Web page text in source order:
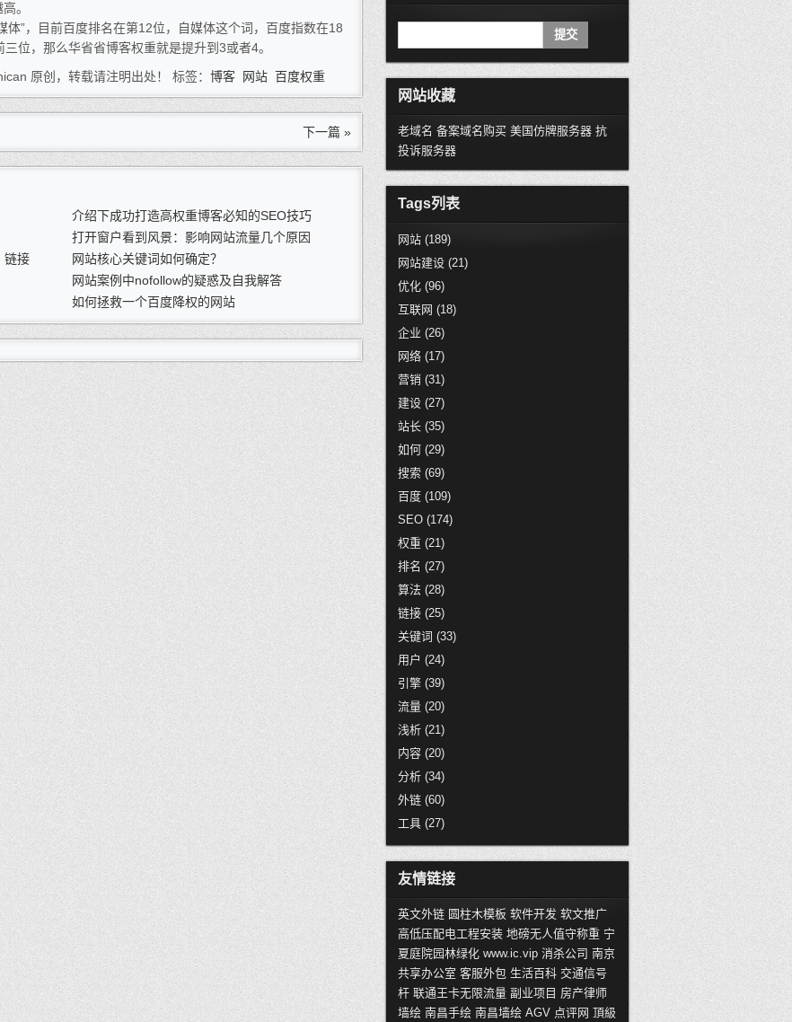
。
”，目前百度排名在第12位，自媒体这个词，百度指数在18
位，那么华省省博客权重就是提升到3或者4。
原创，转载请注明出处！ 标签： 博客 网站 百度权重
下一篇 »
介绍下成功打造高权重博客必知的SEO技巧
打开窗户看到风景：影响网站流量几个原因
链接
网站核心关键词如何确定？
网站案例中nofollow的疑惑及自我解答
如何拯救一个百度降权的网站
网站收藏
老域名 备案域名购买 美国仿牌服务器 抗
投诉服务器
Tags列表
网站 (189)
网站建设 (21)
优化 (96)
互联网 (18)
企业 (26)
网络 (17)
营销 (31)
建设 (27)
站长 (35)
如何 (29)
搜索 (69)
百度 (109)
SEO (174)
权重 (21)
排名 (27)
算法 (28)
链接 (25)
关键词 (33)
用户 (24)
引擎 (39)
流量 (20)
浅析 (21)
内容 (20)
分析 (34)
外链 (60)
工具 (27)
友情链接
英文外链 圆柱木模板 软件开发 软文推广
高低压配电工程安装 地磅无人值守称重 宁
夏庭院园林绿化 www.ic.vip 消杀公司 南京
共享办公室 客服外包 生活百科 交通信号
杆 联通王卡无限流量 副业项目 房产律师
墙绘 南昌手绘 南昌墙绘 AGV 点评网 頂級